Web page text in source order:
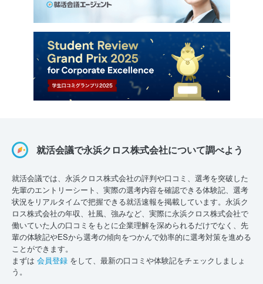
就活会議で永浜クロス株式会社について調べよう
就活会議では、永浜クロス株式会社の評判や口コミ、選考を突破した
先輩のエントリーシート、実際の選考内容を確認できる体験記、選考
状況をリアルタイムで把握できる就活速報を掲載しています。永浜ク
ロス株式会社の年収、社風、強みなど、実際に永浜クロス株式会社で
働いていた人の口コミをもとに企業理解を深められるだけでなく、先
輩の体験記やESから選考の傾向をつかんで効率的に選考対策を進める
ことができます。
まずは 会員登録 をして、最新の口コミや体験記をチェックしましょ
う。